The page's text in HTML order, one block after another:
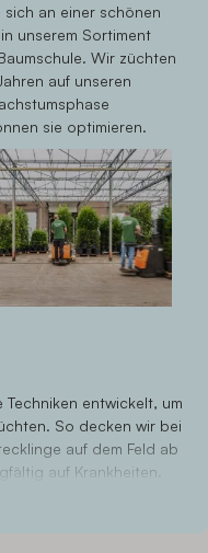
an einer schönen
unserem Sortiment
Wir züchten
auf unseren
sie optimieren.
entwickelt, um
So decken wir bei
auf dem Feld ab
auf Krankheiten.
sind sie so